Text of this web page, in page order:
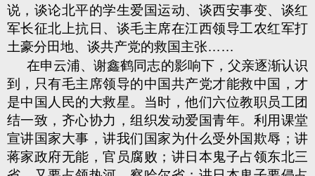
说，谈论北平的学生爱国运动、谈西安事变、谈红
军长征北上抗日、谈毛主席在江西领导工农红军打
土豪分田地、谈共产党的救国主张……
在申云浦、谢鑫鹤同志的影响下，父亲逐渐认识
到，只有毛主席领导的中国共产党才能救中国，才
是中国人民的大救星。当时，他们六位教职员工团
结一致，齐心协力，组织发动爱国青年。利用课堂
宣讲国家大事，讲我们国家为什么受外国欺辱；讲
蒋家政府无能，官员腐败；讲日本鬼子占领东北三